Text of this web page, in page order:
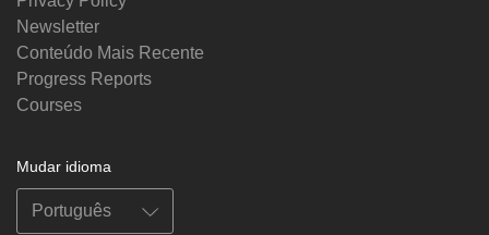
Newsletter
Conteúdo Mais Recente
Progress Reports
Courses
Mudar idioma